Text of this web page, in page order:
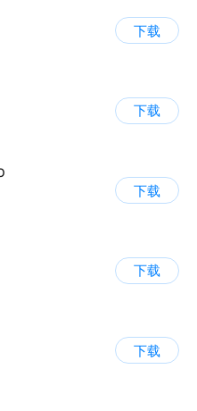
下载
下载
下载
下载
下载